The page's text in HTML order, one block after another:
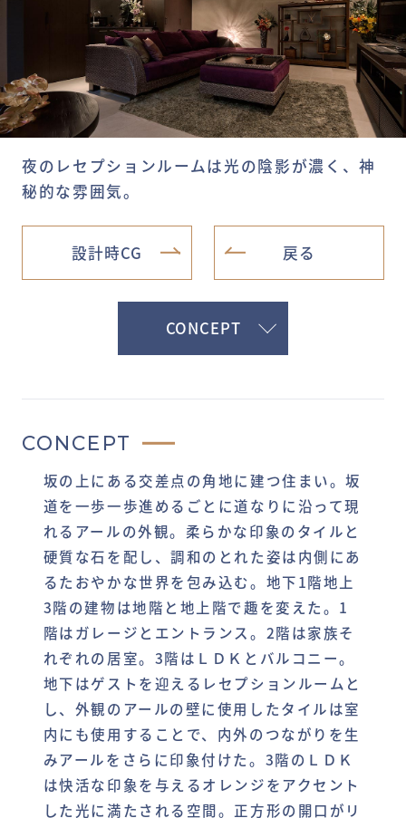
夜のレセプションルームは光の陰影が濃く、神
秘的な雰囲気。
設計時CG 戻る
CONCEPT
CONCEPT
坂の上にある交差点の角地に建つ住まい。坂
道を一歩一歩進めるごとに道なりに沿って現
れるアールの外観。柔らかな印象のタイルと
硬質な石を配し、調和のとれた姿は内側にあ
るたおやかな世界を包み込む。地下1階地上
3階の建物は地階と地上階で趣を変えた。1
階はガレージとエントランス。2階は家族そ
れぞれの居室。3階はＬＤＫとバルコニー。
地下はゲストを迎えるレセプションルームと
し、外観のアールの壁に使用したタイルは室
内にも使用することで、内外のつながりを生
みアールをさらに印象付けた。3階のＬＤＫ
は快活な印象を与えるオレンジをアクセント
した光に満たされる空間。正方形の開口がリ